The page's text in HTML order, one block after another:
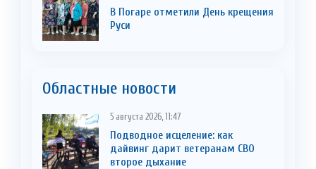
В Погаре отметили День крещения
Руси
Областные новости
5 августа 2026, 11:47
Подводное исцеление: как
дайвинг дарит ветеранам СВО
второе дыхание